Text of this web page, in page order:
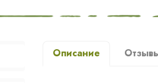
Описание